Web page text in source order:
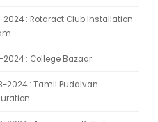
2024 : Rotaract Club Installation
2024 : College Bazaar
2024 : Tamil Pudalvan